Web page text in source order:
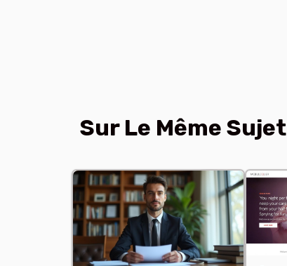
Sur Le Même Sujet